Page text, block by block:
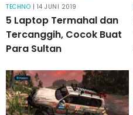
TECHNO | 14 JUNI 2019
5 Laptop Termahal dan
Tercanggih, Cocok Buat
Para Sultan